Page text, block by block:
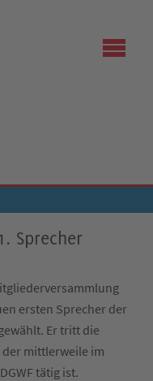
Sprecher
ersten Sprecher der
Er tritt die
der mittlerweile im
tätig ist.